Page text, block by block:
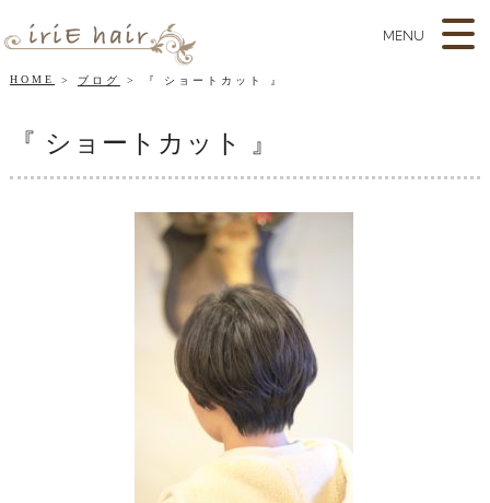
MENU
HOME ブログ 『 ショートカット 』
『 ショートカット 』